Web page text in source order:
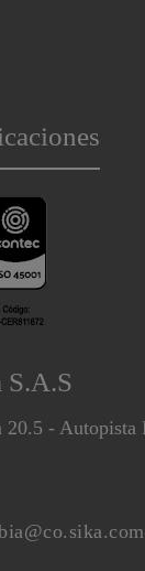
S.A.S
20.5 - Autopista